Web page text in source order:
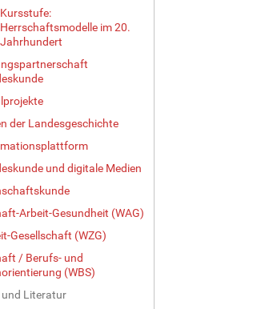
Kursstufe:
Herrschaftsmodelle im 20.
Jahrhundert
der Landesgeschichte
und digitale Medien
Arbeit-Gesundheit (WAG)
Gesellschaft (WZG)
/ Berufs- und
(WBS)
und Literatur